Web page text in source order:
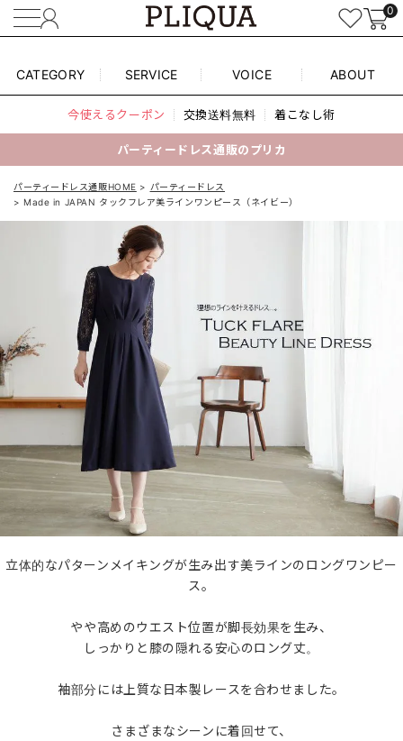
0
CATEGORY SERVICE VOICE ABOUT
今使えるクーポン 交換送料無料 着こなし術
パーティードレス通販のプリカ
パーティードレス通販HOME
パーティードレス
Made in JAPAN タックフレア美ラインワンピース（ネイビー）
立体的なパターンメイキングが生み出す美ラインのロングワンピー
ス。
やや高めのウエスト位置が脚長効果を生み、
しっかりと膝の隠れる安心のロング丈。
袖部分には上質な日本製レースを合わせました。
さまざまなシーンに着回せて、